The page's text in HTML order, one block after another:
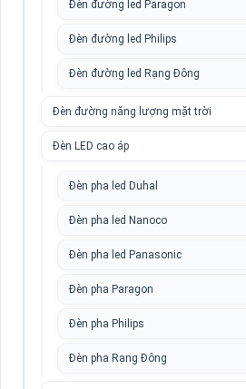
Đèn đường led Paragon
Đèn đường led Philips
Đèn đường led Rạng Đông
Đèn đường năng lượng mặt trời
Đèn LED cao áp
Đèn pha led Duhal
Đèn pha led Nanoco
Đèn pha led Panasonic
Đèn pha Paragon
Đèn pha Philips
Đèn pha Rạng Đông